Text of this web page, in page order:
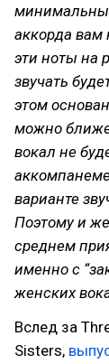
аккорда
эти ноты на
звучать
этом
можно
вокал не
варианте
Поэтому и
среднем
именно с
женских
Вслед за
Sisters,